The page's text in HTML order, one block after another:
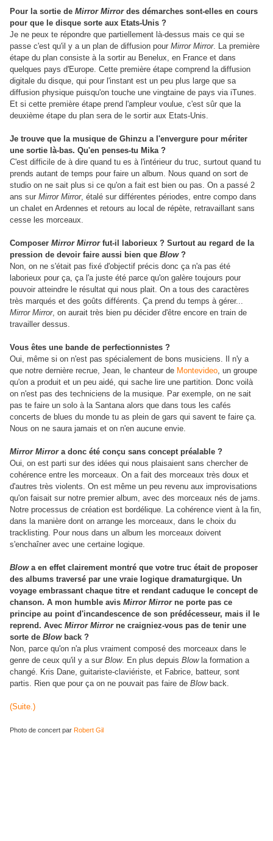
Pour la sortie de Mirror Mirrordes démarches sont-elles en cours
pour que le disque sorte aux Etats-Unis ?
Je ne peux te répondre que partiellement là-dessus mais ce qui se
passe c'est qu'il y a un plan de diffusion pour Mirror Mirror. La première
étape du plan consiste à la sortir au Benelux, en France et dans
quelques pays d'Europe. Cette première étape comprend la diffusion
digitale du disque, qui pour l'instant est un peu plus large que sa
diffusion physique puisqu'on touche une vingtaine de pays via iTunes.
Et si cette première étape prend l'ampleur voulue, c'est sûr que la
deuxième étape du plan sera de le sortir aux Etats-Unis.
Je trouve que la musique de Ghinzu a l'envergure pour mériter
une sortie là-bas. Qu'en penses-tu Mika ?
C'est difficile de à dire quand tu es à l'intérieur du truc, surtout quand tu
prends autant de temps pour faire un album. Nous quand on sort de
studio on ne sait plus si ce qu'on a fait est bien ou pas. On a passé 2
ans sur Mirror Mirror, étalé sur différentes périodes, entre compo dans
un chalet en Ardennes et retours au local de répète, retravaillant sans
cesse les morceaux.
Composer Mirror Mirrorfut-il laborieux ? Surtout au regard de la
pression de devoir faire aussi bien que Blow?
Non, on ne s'était pas fixé d'objectif précis donc ça n'a pas été
laborieux pour ça, ça l'a juste été parce qu'on galère toujours pour
pouvoir atteindre le résultat qui nous plait. On a tous des caractères
très marqués et des goûts différents. Ça prend du temps à gérer...
Mirror Mirror, on aurait très bien pu décider d'être encore en train de
travailler dessus.
Vous êtes une bande de perfectionnistes ?
Oui, même si on n'est pas spécialement de bons musiciens. Il n'y a
que notre dernière recrue, Jean, le chanteur de Montevideo, un groupe
qu'on a produit et un peu aidé, qui sache lire une partition. Donc voilà
on n'est pas des techniciens de la musique. Par exemple, on ne sait
pas te faire un solo à la Santana alors que dans tous les cafés
concerts de blues du monde tu as plein de gars qui savent te faire ça.
Nous on ne saura jamais et on n'en aucune envie.
Mirror Mirrora donc été conçu sans concept préalable ?
Oui, on est parti sur des idées qui nous plaisaient sans chercher de
cohérence entre les morceaux. On a fait des morceaux très doux et
d'autres très violents. On est même un peu revenu aux improvisations
qu'on faisait sur notre premier album, avec des morceaux nés de jams.
Notre processus de création est bordélique. La cohérence vient à la fin,
dans la manière dont on arrange les morceaux, dans le choix du
tracklisting. Pour nous dans un album les morceaux doivent
s'enchaîner avec une certaine logique.
Blowa en effet clairement montré que votre truc était de proposer
des albums traversé par une vraie logique dramaturgique. Un
voyage embrassant chaque titre et rendant caduque le concept de
chanson. A mon humble avis Mirror Mirrorne porte pas ce
principe au point d'incandescence de son prédécesseur, mais il le
reprend. Avec Mirror Mirrorne craigniez-vous pas de tenir une
sorte de Blowback ?
Non, parce qu'on n'a plus vraiment composé des morceaux dans le
genre de ceux qu'il y a sur Blow. En plus depuis Blowla formation a
changé. Kris Dane, guitariste-claviériste, et Fabrice, batteur, sont
partis. Rien que pour ça on ne pouvait pas faire de Blowback.
(Suite.)
Photo de concert par Robert Gil